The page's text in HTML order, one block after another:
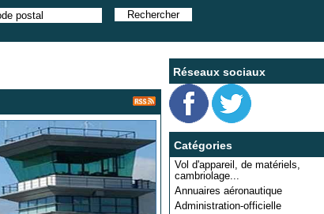
Réseaux sociaux
Catégories
Vol d'appareil, de matériels,
cambriolage...
Annuaires aéronautique
Administration-officielle